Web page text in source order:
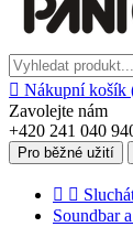
 Nákupní košík
Zavolejte nám
+420 241 040
Pro běžné užití
 
Soundbar